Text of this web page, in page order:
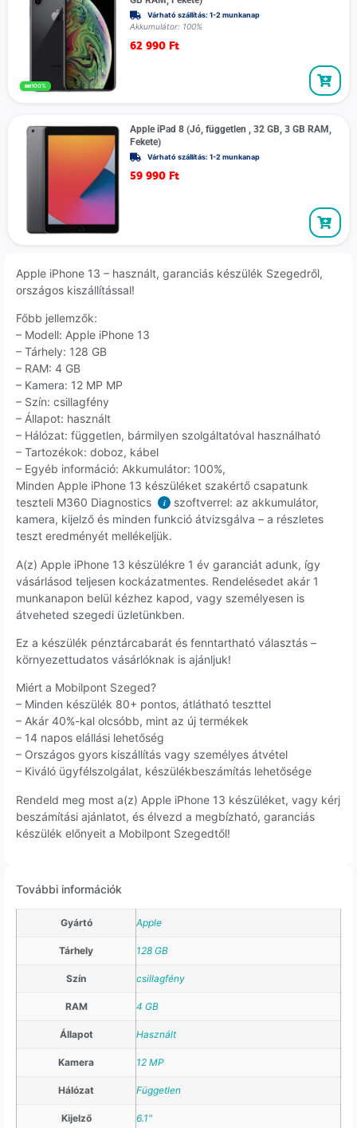
100%
Várható szállítás: 1-2 munkanap
Akkumulátor: 100%
62 990 Ft
Apple iPad 8 (Jó, független , 32 GB, 3 GB RAM,
Fekete)
Várható szállítás: 1-2 munkanap
59 990 Ft
Apple iPhone 13 – használt, garanciás készülék Szegedről,
országos kiszállítással!
Főbb jellemzők:
– Modell: Apple iPhone 13
– Tárhely: 128 GB
– RAM: 4 GB
– Kamera: 12 MP MP
– Szín: csillagfény
– Állapot: használt
– Hálózat: független, bármilyen szolgáltatóval használható
– Tartozékok: doboz, kábel
– Egyéb információ: Akkumulátor: 100%,
Minden Apple iPhone 13 készüléket szakértő csapatunk
teszteli M360 Diagnostics
i
szoftverrel: az akkumulátor,
kamera, kijelző és minden funkció átvizsgálva – a részletes
teszt eredményét mellékeljük.
A(z) Apple iPhone 13 készülékre 1 év garanciát adunk, így
vásárlásod teljesen kockázatmentes. Rendelésedet akár 1
munkanapon belül kézhez kapod, vagy személyesen is
átveheted szegedi üzletünkben.
Ez a készülék pénztárcabarát és fenntartható választás –
környezettudatos vásárlóknak is ajánljuk!
Miért a Mobilpont Szeged?
– Minden készülék 80+ pontos, átlátható teszttel
– Akár 40%-kal olcsóbb, mint az új termékek
– 14 napos elállási lehetőség
– Országos gyors kiszállítás vagy személyes átvétel
– Kiváló ügyfélszolgálat, készülékbeszámítás lehetősége
Rendeld meg most a(z) Apple iPhone 13 készüléket, vagy kérj
beszámítási ajánlatot, és élvezd a megbízható, garanciás
készülék előnyeit a Mobilpont Szegedtől!
További információk
Gyártó Apple
Tárhely 128 GB
Szín csillagfény
RAM 4 GB
Állapot Használt
Kamera 12 MP
Hálózat Független
Kijelző 6.1"